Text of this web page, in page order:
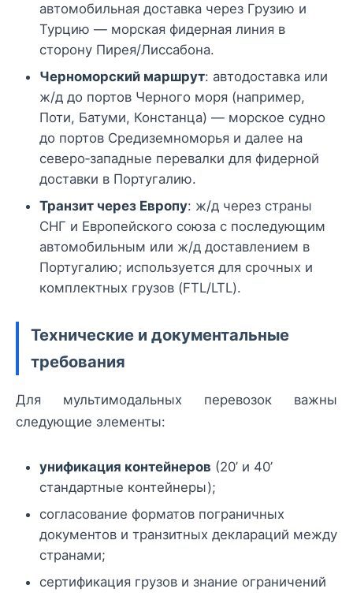
автомобильная доставка через Грузию и
Турцию — морская фидерная линия в
сторону Пирея/Лиссабона.
Черноморский маршрут: автодоставка или
ж/д до портов Черного моря (например,
Поти, Батуми, Констанца) — морское судно
до портов Средиземноморья и далее на
северо‑западные перевалки для фидерной
доставки в Португалию.
Транзит через Европу: ж/д через страны
СНГ и Европейского союза с последующим
автомобильным или ж/д доставлением в
Португалию; используется для срочных и
комплектных грузов (FTL/LTL).
Технические и документальные
требования
Для мультимодальных перевозок важны
следующие элементы:
унификация контейнеров (20’ и 40’
стандартные контейнеры);
согласование форматов пограничных
документов и транзитных деклараций между
странами;
сертификация грузов и знание ограничений